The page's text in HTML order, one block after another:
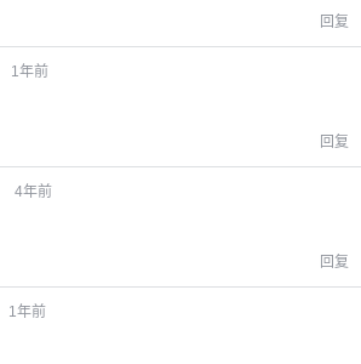
回复
1年前
回复
4年前
回复
1年前